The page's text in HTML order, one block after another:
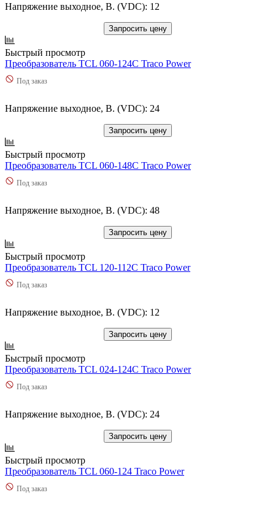
Напряжение выходное, В. (VDC): 12
Запросить цену
Быстрый просмотр
Преобразователь TCL 060-124C Traco Power
Под заказ
Напряжение выходное, В. (VDC): 24
Запросить цену
Быстрый просмотр
Преобразователь TCL 060-148C Traco Power
Под заказ
Напряжение выходное, В. (VDC): 48
Запросить цену
Быстрый просмотр
Преобразователь TCL 120-112C Traco Power
Под заказ
Напряжение выходное, В. (VDC): 12
Запросить цену
Быстрый просмотр
Преобразователь TCL 024-124C Traco Power
Под заказ
Напряжение выходное, В. (VDC): 24
Запросить цену
Быстрый просмотр
Преобразователь TCL 060-124 Traco Power
Под заказ